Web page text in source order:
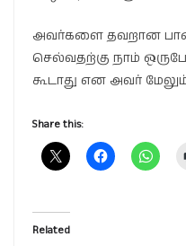
அவர்களை தவறான
செல்வதற்கு நாம்
கூடாது என அவர்
Share this:
Related